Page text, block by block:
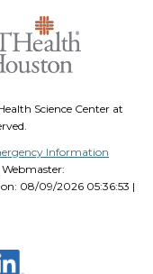
Science Center at
Information
Webmaster:
08/09/2026 05:36:53 |